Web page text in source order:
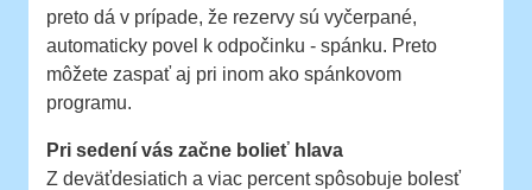
preto dá v prípade, že rezervy sú vyčerpané,
automaticky povel k odpočinku - spánku. Preto
môžete zaspať aj pri inom ako spánkovom
programu.
Pri sedení vás začne bolieť hlava
Z deväťdesiatich a viac percent spôsobuje bolesť